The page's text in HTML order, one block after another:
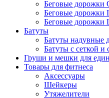
Беговые дорожки
Беговые дорожки
Беговые дорожки
Батуты
Батуты надувные
Батуты с сеткой и
Груши и мешки для
Товары для фитнеса
Aксессуары
Шейкеры
Утяжелители